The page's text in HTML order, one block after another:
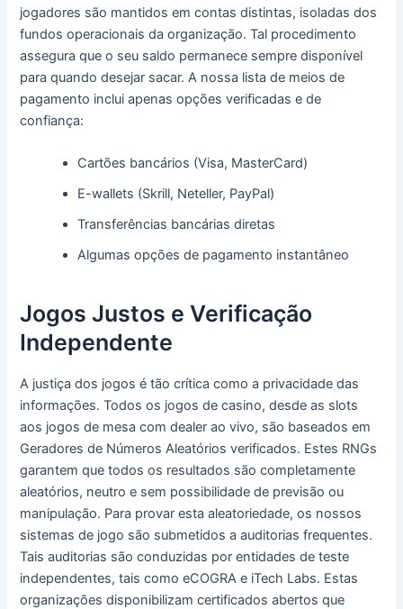
jogadores são mantidos em contas distintas, isoladas dos
fundos operacionais da organização. Tal procedimento
assegura que o seu saldo permanece sempre disponível
para quando desejar sacar. A nossa lista de meios de
pagamento inclui apenas opções verificadas e de
confiança:
Cartões bancários (Visa, MasterCard)
E-wallets (Skrill, Neteller, PayPal)
Transferências bancárias diretas
Algumas opções de pagamento instantâneo
Jogos Justos e Verificação
Independente
A justiça dos jogos é tão crítica como a privacidade das
informações. Todos os jogos de casino, desde as slots
aos jogos de mesa com dealer ao vivo, são baseados em
Geradores de Números Aleatórios verificados. Estes RNGs
garantem que todos os resultados são completamente
aleatórios, neutro e sem possibilidade de previsão ou
manipulação. Para provar esta aleatoriedade, os nossos
sistemas de jogo são submetidos a auditorias frequentes.
Tais auditorias são conduzidas por entidades de teste
independentes, tais como eCOGRA e iTech Labs. Estas
organizações disponibilizam certificados abertos que